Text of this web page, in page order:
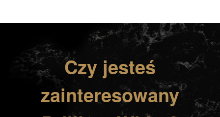
Czy jesteś
zainteresowany